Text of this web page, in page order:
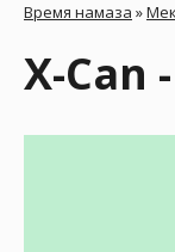
Время намаза »
X-Can